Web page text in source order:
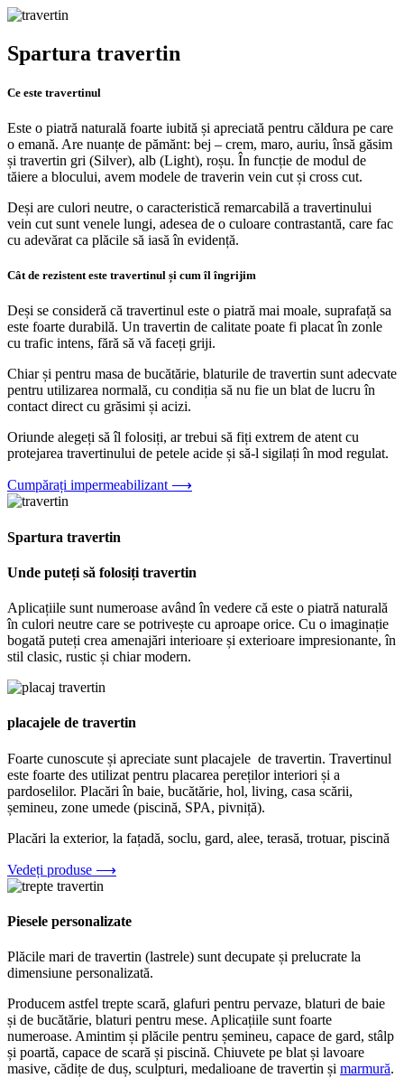
Spartura travertin
Ce este travertinul
Este o piatră naturală foarte iubită și apreciată pentru căldura pe care
o emană. Are nuanțe de pămănt: bej – crem, maro, auriu, însă găsim
și travertin gri (Silver), alb (Light), roșu. În funcție de modul de
tăiere a blocului, avem modele de traverin vein cut și cross cut.
Deși are culori neutre, o caracteristică remarcabilă a travertinului
vein cut sunt venele lungi, adesea de o culoare contrastantă, care fac
cu adevărat ca plăcile să iasă în evidență.
Cât de rezistent este travertinul și cum îl îngrijim
Deși se consideră că travertinul este o piatră mai moale, suprafață sa
este foarte durabilă. Un travertin de calitate poate fi placat în zonle
cu trafic intens, fără să vă faceți griji.
Chiar și pentru masa de bucătărie, blaturile de travertin sunt adecvate
pentru utilizarea normală, cu condiția să nu fie un blat de lucru în
contact direct cu grăsimi și acizi.
Oriunde alegeți să îl folosiți, ar trebui să fiți extrem de atent cu
protejarea travertinului de petele acide și să-l sigilați în mod regulat.
Cumpărați impermeabilizant ⟶
Spartura travertin
Unde puteți să folosiți travertin
Aplicațiile sunt numeroase având în vedere că este o piatră naturală
în culori neutre care se potrivește cu aproape orice. Cu o imaginație
bogată puteți crea amenajări interioare și exterioare impresionante, în
stil clasic, rustic și chiar modern.
placajele de travertin
Foarte cunoscute și apreciate sunt placajele de travertin. Travertinul
este foarte des utilizat pentru placarea pereților interiori și a
pardoselilor. Placări în baie, bucătărie, hol, living, casa scării,
șemineu, zone umede (piscină, SPA, pivniță).
Placări la exterior, la fațadă, soclu, gard, alee, terasă, trotuar, piscină
Vedeți produse ⟶
Piesele personalizate
Plăcile mari de travertin (lastrele) sunt decupate și prelucrate la
dimensiune personalizată.
Producem astfel trepte scară, glafuri pentru pervaze, blaturi de baie
și de bucătărie, blaturi pentru mese. Aplicațiile sunt foarte
numeroase. Amintim și plăcile pentru șemineu, capace de gard, stâlp
și poartă, capace de scară și piscină. Chiuvete pe blat și lavoare
masive, cădițe de duș, sculpturi, medalioane de travertin și marmură.